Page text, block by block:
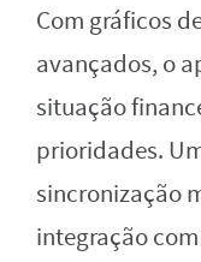
Com gráficos
avançados, o
situação
prioridades.
sincronização
integração